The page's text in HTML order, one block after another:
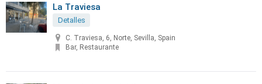
La Traviesa
Detalles
C. Traviesa, 6, Norte, Sevilla, Spain
Bar, Restaurante